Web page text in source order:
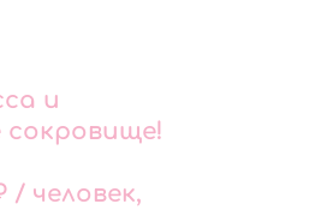
и
сокровище!
человек,